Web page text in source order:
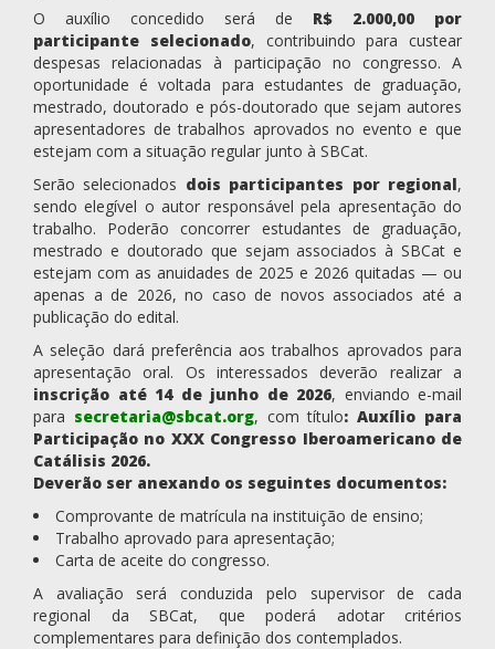
O auxílio concedido será de R$ 2.000,00 por
participante selecionado, contribuindo para custear
despesas relacionadas à participação no congresso. A
oportunidade é voltada para estudantes de graduação,
mestrado, doutorado e pós-doutorado que sejam autores
apresentadores de trabalhos aprovados no evento e que
estejam com a situação regular junto à SBCat.
Serão selecionados dois participantes por regional,
sendo elegível o autor responsável pela apresentação do
trabalho. Poderão concorrer estudantes de graduação,
mestrado e doutorado que sejam associados à SBCat e
estejam com as anuidades de 2025 e 2026 quitadas — ou
apenas a de 2026, no caso de novos associados até a
publicação do edital.
A seleção dará preferência aos trabalhos aprovados para
apresentação oral. Os interessados deverão realizar a
inscrição até 14 de junho de 2026, enviando e-mail
para secretaria@sbcat.org, com título: Auxílio para
Participação no XXX Congresso Iberoamericano de
Catálisis 2026.
Deverão ser anexando os seguintes documentos:
Comprovante de matrícula na instituição de ensino;
Trabalho aprovado para apresentação;
Carta de aceite do congresso.
A avaliação será conduzida pelo supervisor de cada
regional da SBCat, que poderá adotar critérios
complementares para definição dos contemplados.